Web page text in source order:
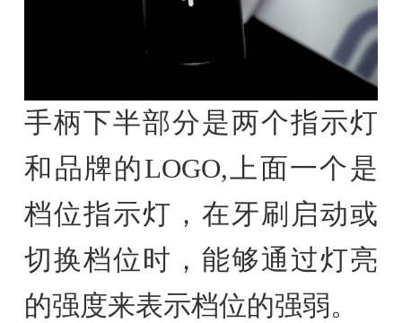
手柄下半部分是两个指示灯
和品牌的LOGO,上面一个是
档位指示灯，在牙刷启动或
切换档位时，能够通过灯亮
的强度来表示档位的强弱。